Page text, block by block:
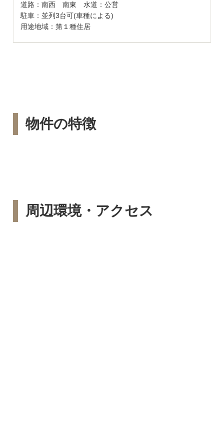
道路：南西 南東 水道：公営
駐車：並列3台可(車種による)
用途地域：第１種住居
物件の特徴
周辺環境・アクセス